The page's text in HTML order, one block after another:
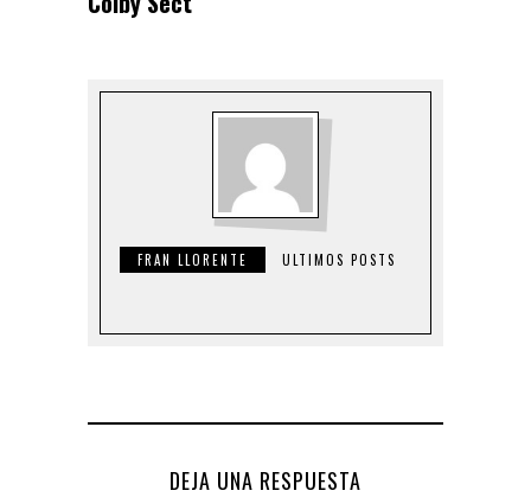
FRAN LLORENTE ULTIMOS POSTS
DEJA UNA RESPUESTA